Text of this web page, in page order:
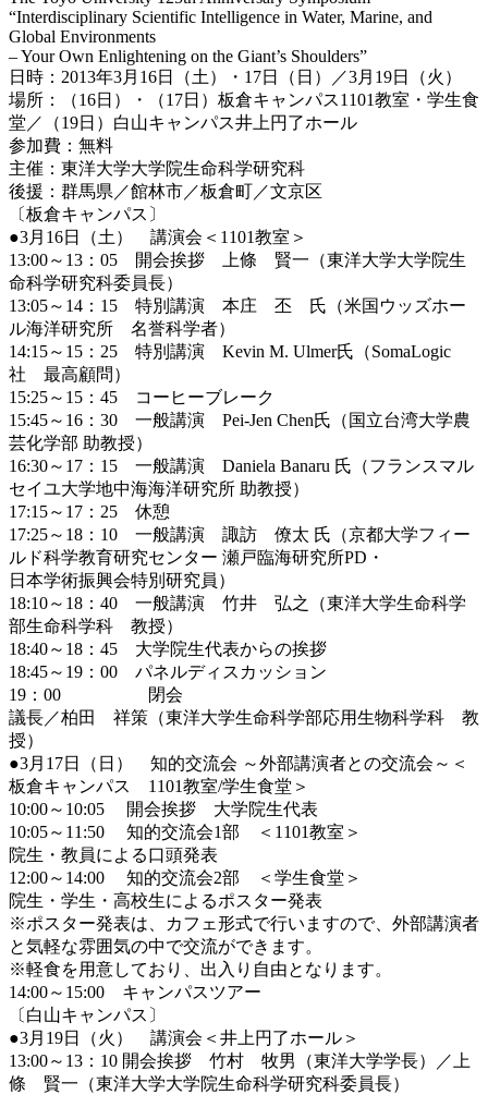
“Interdisciplinary Scientific Intelligence in Water, Marine, and
Global Environments
– Your Own Enlightening on the Giant’s Shoulders”
日時：2013年3月16日（土）・17日（日）／3月19日（火）
場所：（16日）・（17日）板倉キャンパス1101教室・学生食
堂／（19日）白山キャンパス井上円了ホール
参加費：無料
主催：東洋大学大学院生命科学研究科
後援：群馬県／館林市／板倉町／文京区
〔板倉キャンパス〕
●3月16日（土） 講演会＜1101教室＞
13:00～13：05 開会挨拶 上條 賢一（東洋大学大学院生
命科学研究科委員長）
13:05～14：15 特別講演 本庄 丕 氏（米国ウッズホー
ル海洋研究所 名誉科学者）
14:15～15：25 特別講演 Kevin M. Ulmer氏（SomaLogic
社 最高顧問）
15:25～15：45 コーヒーブレーク
15:45～16：30 一般講演 Pei-Jen Chen氏（国立台湾大学農
芸化学部 助教授）
16:30～17：15 一般講演 Daniela Banaru 氏（フランスマル
セイユ大学地中海海洋研究所 助教授）
17:15～17：25 休憩
17:25～18：10 一般講演 諏訪 僚太 氏（京都大学フィー
ルド科学教育研究センター 瀬戸臨海研究所PD・
日本学術振興会特別研究員）
18:10～18：40 一般講演 竹井 弘之（東洋大学生命科学
部生命科学科 教授）
18:40～18：45 大学院生代表からの挨拶
18:45～19：00 パネルディスカッション
19：00 閉会
議長／柏田 祥策（東洋大学生命科学部応用生物科学科 教
授）
●3月17日（日） 知的交流会 ～外部講演者との交流会～＜
板倉キャンパス 1101教室/学生食堂＞
10:00～10:05 開会挨拶 大学院生代表
10:05～11:50 知的交流会1部 ＜1101教室＞
院生・教員による口頭発表
12:00～14:00 知的交流会2部 ＜学生食堂＞
院生・学生・高校生によるポスター発表
※ポスター発表は、カフェ形式で行いますので、外部講演者
と気軽な雰囲気の中で交流ができます。
※軽食を用意しており、出入り自由となります。
14:00～15:00 キャンパスツアー
〔白山キャンパス〕
●3月19日（火） 講演会＜井上円了ホール＞
13:00～13：10 開会挨拶 竹村 牧男（東洋大学学長）／上
條 賢一（東洋大学大学院生命科学研究科委員長）